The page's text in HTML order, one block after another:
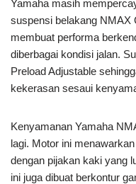
Yamaha masih
suspensi belakang NMAX
membuat performa
diberbagai kondisi jalan.
Preload Adjustable
kekerasan sesaui
Kenyamanan Yamaha
lagi. Motor ini
dengan pijakan kaki yang
ini juga dibuat berkontur